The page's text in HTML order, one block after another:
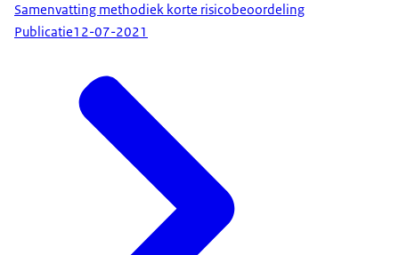
Samenvatting methodiek korte risicobeoordeling
Publicatie12-07-2021